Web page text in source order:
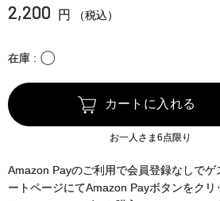
2,200 円 （税込）
在庫 〇
カートに入れる
お一人さま6点限り
Amazon Payのご利用で会員登録なしでゲ
ートページにてAmazon Payボタンをクリ